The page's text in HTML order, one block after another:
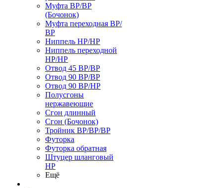
Муфта ВР/ВР
(Бочонок)
Муфта переходная ВР/
ВР
Ниппель НР/НР
Ниппель переходной
НР/НР
Отвод 45 ВР/ВР
Отвод 90 ВР/ВР
Отвод 90 ВР/НР
Полусгоны
нержавеющие
Сгон длинный
Сгон (Бочонок)
Тройник ВР/ВР/ВР
Футорка
Футорка обратная
Штуцер шланговый
НР
Ещё